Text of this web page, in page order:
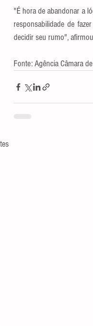
"É hora de abandonar a
responsabilidade de
decidir seu rumo",
Fonte: Agência Câmara